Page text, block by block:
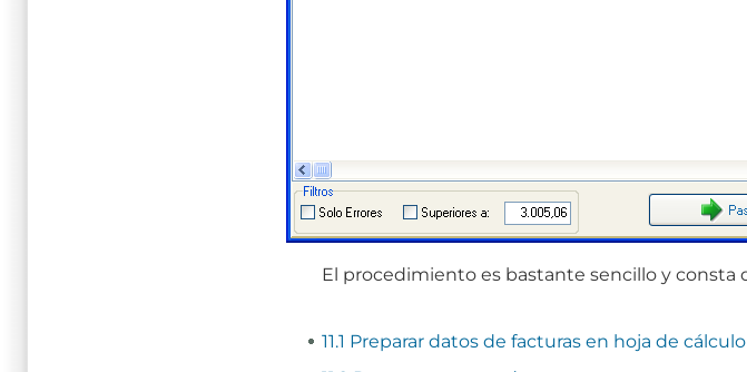
El procedimiento es bastante sencillo y consta
11.1 Preparar datos de facturas en hoja de cálculo